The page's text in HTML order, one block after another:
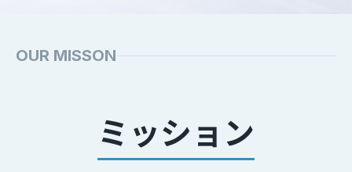
OUR MISSON
ミッション